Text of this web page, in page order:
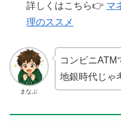
詳しくはこちら👉 マ
理のススメ
まなぶ
コンビニATM
地銀時代じゃ